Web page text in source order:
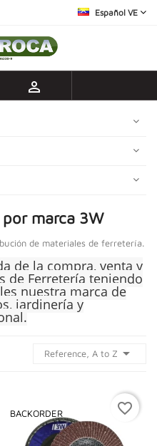
Español VE

marca 3W
de materiales de ferretería.
de la compra, venta y
de Ferretería teniendo
nuestra marca de
jardinería y
Reference, A to Z 
BACKORDER favorite_border